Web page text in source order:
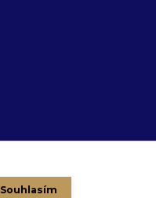
Souhlasím